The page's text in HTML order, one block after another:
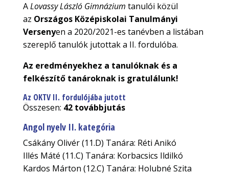
ALovassy László Gimnázium tanulói közül
az Országos Középiskolai Tanulmányi
Versenyen a 2020/2021-es tanévben a listában
szereplő tanulók jutottak a II. fordulóba.
Az eredményekhez a tanulóknak és a
felkészítő tanároknak is gratulálunk!
Az OKTV II. fordulójába jutott
Összesen: 42 továbbjutás
Angol nyelv II. kategória
Csákány Olivér (11.D) Tanára: Réti Anikó
Illés Máté (11.C) Tanára: Korbacsics Ildilkó
Kardos Márton (12.C) Tanára: Holubné Szita